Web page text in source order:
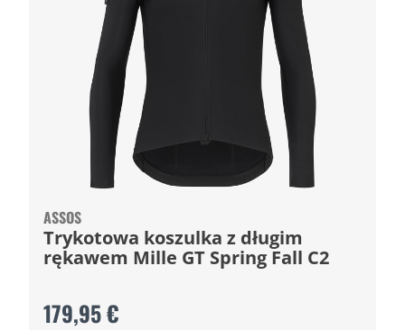
ASSOS
Trykotowa koszulka z długim
rękawem Mille GT Spring Fall C2
179,95 €